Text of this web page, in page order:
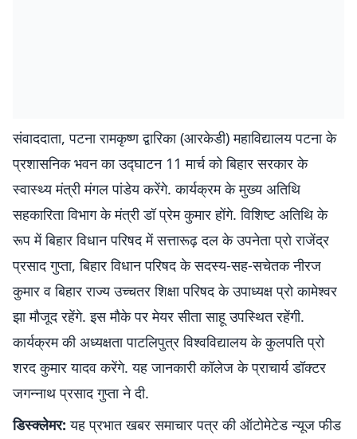
संवाददाता, पटना रामकृष्ण द्वारिका (आरकेडी) महाविद्यालय पटना के
प्रशासनिक भवन का उद्घाटन 11 मार्च को बिहार सरकार के
स्वास्थ्य मंत्री मंगल पांडेय करेंगे. कार्यक्रम के मुख्य अतिथि
सहकारिता विभाग के मंत्री डॉ प्रेम कुमार होंगे. विशिष्ट अतिथि के
रूप में बिहार विधान परिषद में सत्तारूढ़ दल के उपनेता प्रो राजेंद्र
प्रसाद गुप्ता, बिहार विधान परिषद के सदस्य-सह-सचेतक नीरज
कुमार व बिहार राज्य उच्चतर शिक्षा परिषद के उपाध्यक्ष प्रो कामेश्वर
झा मौजूद रहेंगे. इस मौके पर मेयर सीता साहू उपस्थित रहेंगी.
कार्यक्रम की अध्यक्षता पाटलिपुत्र विश्वविद्यालय के कुलपति प्रो
शरद कुमार यादव करेंगे. यह जानकारी कॉलेज के प्राचार्य डॉक्टर
जगन्नाथ प्रसाद गुप्ता ने दी.
डिस्क्लेमर: यह प्रभात खबर समाचार पत्र की ऑटोमेटेड न्यूज फीड